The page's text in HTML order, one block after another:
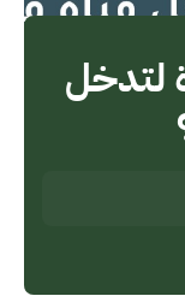
لتدخل